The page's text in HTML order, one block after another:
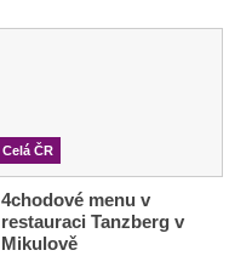
Celá ČR
4chodové menu v
restauraci Tanzberg v
Mikulově